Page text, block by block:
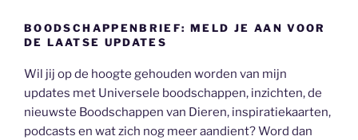
BOODSCHAPPENBRIEF: MELD JE AAN VOOR
DE LAATSE UPDATES
Wil jij op de hoogte gehouden worden van mijn
updates met Universele boodschappen, inzichten, de
nieuwste Boodschappen van Dieren, inspiratiekaarten,
podcasts en wat zich nog meer aandient? Word dan